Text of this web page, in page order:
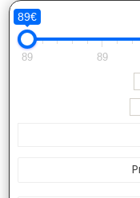
89€
89 89